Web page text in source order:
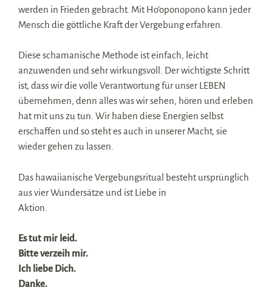
werden in Frieden gebracht. Mit Ho’oponopono kann jeder
Mensch die göttliche Kraft der Vergebung erfahren.
Diese schamanische Methode ist einfach, leicht
anzuwenden und sehr wirkungsvoll. Der wichtigste Schritt
ist, dass wir die volle Verantwortung für unser LEBEN
übernehmen, denn alles was wir sehen, hören und erleben
hat mit uns zu tun. Wir haben diese Energien selbst
erschaffen und so steht es auch in unserer Macht, sie
wieder gehen zu lassen.
Das hawaiianische Vergebungsritual besteht ursprünglich
aus vier Wundersätze und ist Liebe in
Aktion.
Es tut mir leid.
Bitte verzeih mir.
Ich liebe Dich.
Danke.